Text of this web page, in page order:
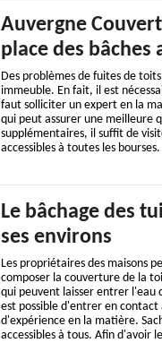
Auvergne
place des bâches
Des problèmes de fuites de
immeuble. En fait, il est
faut solliciter un expert en la
qui peut assurer une meilleure
supplémentaires, il suffit de
accessibles à toutes les bourses.
Le bâchage des
ses environs
Les propriétaires des maisons
composer la couverture de la
qui peuvent laisser entrer l'eau
est possible d'entrer en contact
d'expérience en la matière.
accessibles à tous. Afin d'avoir